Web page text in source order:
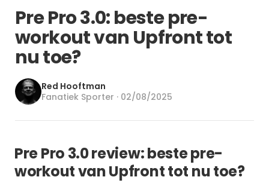
Pre Pro 3.0: beste pre-
workout van Upfront tot
nu toe?
Red Hooftman
Fanatiek Sporter · 02/08/2025
Pre Pro 3.0 review: beste pre-
workout van Upfront tot nu toe?